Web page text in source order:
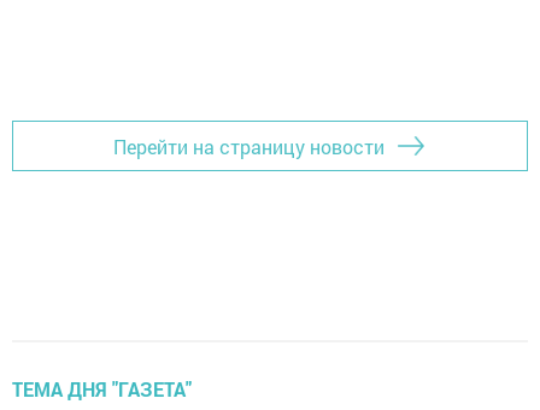
Перейти на страницу новости
ТЕМА ДНЯ "ГАЗЕТА"